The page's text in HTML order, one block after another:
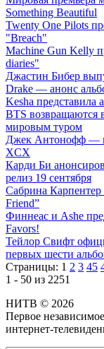
Something Beautiful
Twenty One Pilots
"Breach"
Machine Gun Kelly
diaries"
Джастин Бибер
Drake — анонс
Kesha представила
BTS возвращаются
мировым туром
Джек Антонофф —
XCX
Карди Би
релиз 19 сентября
Сабрина Карпентер
Friend”
Финнеас и Ashe
Favors!
Тейлор Свифт
первых шести
Страницы: 1 2 3 45
1 - 50 из 2251
НИТВ © 2026
Первое независимое
интернет-